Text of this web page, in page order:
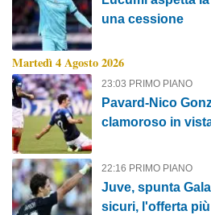
una cessione
Martedì 4 Agosto 2026
23:03 PRIMO PIANO
Pavard-Nico
clamoroso in
22:16 PRIMO PIANO
Juve, spunta
sicuri, l'offerta